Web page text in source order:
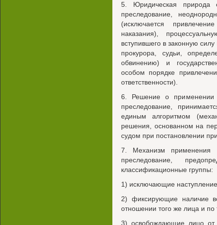
5. Юридическая природа
преследование,
(исключается
наказания),
вступившего в законную
прокурора, судьи,
обвинению) и
особом порядке
ответственности).
6. Решение о применении
преследование,
единым алгоритмом
решения, основанном на
судом при постановлении
7. Механизм применения
преследование,
классификационные группы:
1) исключающие наступление
2) фиксирующие наличие
отношении того же лица и
3) освобождающие лицо от